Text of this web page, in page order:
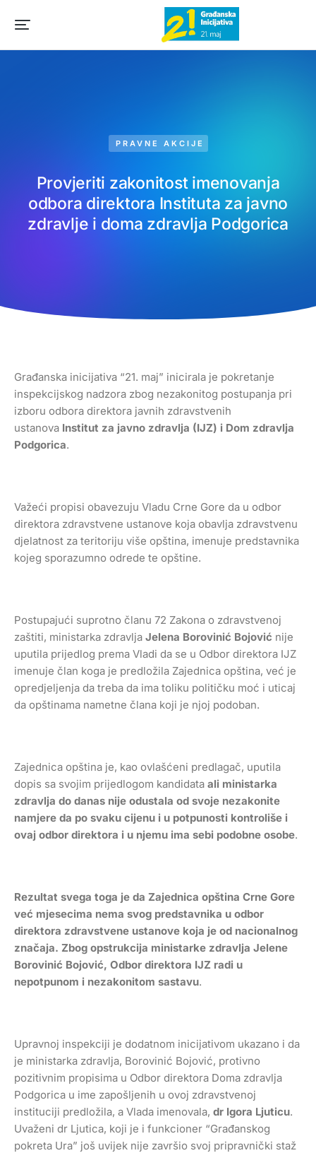
PRAVNE AKCIJE
Provjeriti zakonitost imenovanja
odbora direktora Instituta za javno
zdravlje i doma zdravlja Podgorica
Građanska inicijativa “21. maj” inicirala je pokretanje
inspekcijskog nadzora zbog nezakonitog postupanja pri
izboru odbora direktora javnih zdravstvenih
ustanova Institut za javno zdravlja (IJZ) i Dom zdravlja
Podgorica.
Važeći propisi obavezuju Vladu Crne Gore da u odbor
direktora zdravstvene ustanove koja obavlja zdravstvenu
djelatnost za teritoriju više opština, imenuje predstavnika
kojeg sporazumno odrede te opštine.
Postupajući suprotno članu 72 Zakona o zdravstvenoj
zaštiti, ministarka zdravlja Jelena Borovinić Bojović nije
uputila prijedlog prema Vladi da se u Odbor direktora IJZ
imenuje član koga je predložila Zajednica opština, već je
opredjeljenja da treba da ima toliku političku moć i uticaj
da opštinama nametne člana koji je njoj podoban.
Zajednica opština je, kao ovlašćeni predlagač, uputila
dopis sa svojim prijedlogom kandidata ali ministarka
zdravlja do danas nije odustala od svoje nezakonite
namjere da po svaku cijenu i u potpunosti kontroliše i
ovaj odbor direktora i u njemu ima sebi podobne osobe.
Rezultat svega toga je da Zajednica opština Crne Gore
već mjesecima nema svog predstavnika u odbor
direktora zdravstvene ustanove koja je od nacionalnog
značaja. Zbog opstrukcija ministarke zdravlja Jelene
Borovinić Bojović, Odbor direktora IJZ radi u
nepotpunom i nezakonitom sastavu.
Upravnoj inspekciji je dodatnom inicijativom ukazano i da
je ministarka zdravlja, Borovinić Bojović, protivno
pozitivnim propisima u Odbor direktora Doma zdravlja
Podgorica u ime zapošljenih u ovoj zdravstvenoj
instituciji predložila, a Vlada imenovala, dr Igora Ljuticu.
Uvaženi dr Ljutica, koji je i funkcioner “Građanskog
pokreta Ura” još uvijek nije završio svoj pripravnički staž